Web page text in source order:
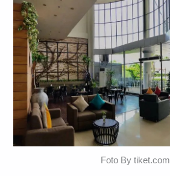
Foto By tiket.com